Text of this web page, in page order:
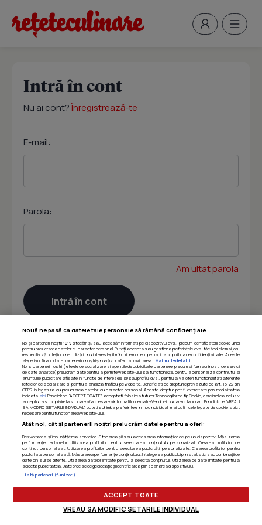
Intră în cont
Nu ai cont?Înregistrează-te
E-mail:
Parola:
Am uitat parola
Nouă ne pasă ca datele tale personale să rămână confidențiale
Noi și partenerii noștri 1019stocăm și/sau accesăm informații pe dispozitivul dvs., precum identificatorii cookie unici
pentru prelucrarea datelor cu caracter personal. Puteți accepta sau gestiona preferințele dvs. făcând clic mai jos,
respectiv vă puteți opune utilizării unui interes legitim în orice moment pe pagina cu politica de confidențialitate. Aceste
alegeri vor fi raportate partenerilor noștri și nu vă vor afecta navigarea.
Mai multe detalii
Noi si partenerii nostri (retelele de socializare si agentiile de publicitate partenere, precum si furnizorii nostri de servicii
de date analitice) prelucram date pentru a permite website-ului sa functioneze, pentru a personaliza continutul si
anunturile publicitare afisate in functie de interesele si/sau profilul dvs., pentru a va oferi functionalitati aferente
retelelor de socializare si pentru a analiza traficul pe website. Beneficiati de drepturile prevazute de art. 15-22 din
GDPR in legatura cu prelucrarea datelor cu caracter personal. Aceste drepturi pot fi exercitate prin modalitatea
indicata aici. Prin click pe “ACCEPT TOATE”, acceptati folosirea tuturor Tehnologiilor de tip Cookie, care implica inclusiv
acceptul dvs. cu privire la stocarea/accesarea informatiilor de catre Vendor-ii cu care colaboram. Prin click pe “VREAU
SA MODIFIC SETARILE INDIVIDUAL” puteti schimba preferintele in mod individual, mai putin cele legate de cookie strict
necesare pentru functionarea website-ului.
Atât noi, cât și partenerii noștri prelucrăm datele pentru a oferi:
Dezvoltarea și îmbunătățirea serviciilor. Stocarea și/sau accesarea informațiilor de pe un dispozitiv. Măsurarea
performanței reclamelor. Utilizarea profilurilor pentru selectarea conținutului personalizat. Crearea profilurilor de
conținut personalizat. Utilizarea profilurilor pentru selectarea publicității personalizate. Crearea profilurilor pentru
publicitate personalizată. Măsurarea performanței conținutului. Înțelegerea publicului prin statistici sau combinații de
date din surse diferite. Utilizarea datelor limitate pentru a selecta conținutul. Utilizarea de date limitate pentru a
selecta publicitatea. Date precise de geolocație și identificarea prin scanarea dispozitivului.
Listă parteneri (furnizori)
ACCEPT TOATE
VREAU SA MODIFIC SETARILE INDIVIDUAL